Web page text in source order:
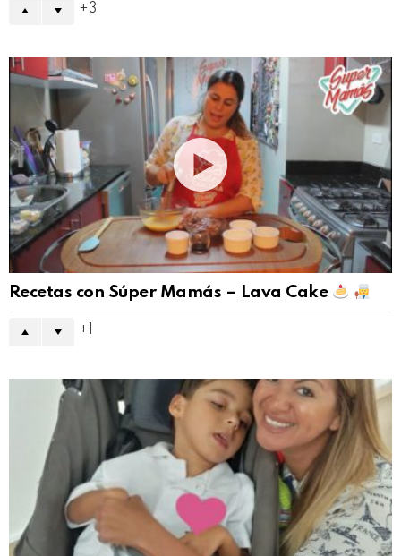
3
Recetas con Súper Mamás – Lava Cake